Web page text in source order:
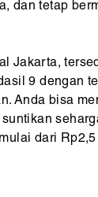
dan tetap
Jakarta,
9 dengan
Anda bisa
dari Rp2,5